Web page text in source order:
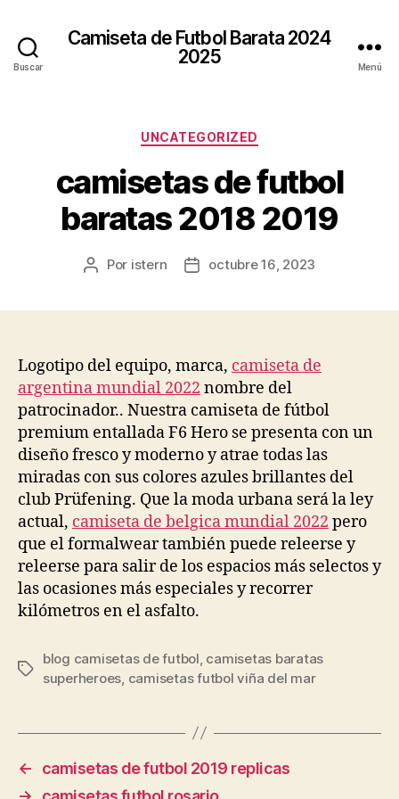
Buscar
Camiseta de Futbol Barata 2024
2025
Menú
Categorías
UNCATEGORIZED
camisetas de futbol
baratas 2018 2019
Autor
Por istern
Fechaoctubre 16, 2023
Logotipo del equipo, marca, camiseta de
argentina mundial 2022 nombre del
patrocinador.. Nuestra camiseta de fútbol
premium entallada F6 Hero se presenta con un
diseño fresco y moderno y atrae todas las
miradas con sus colores azules brillantes del
club Prüfening. Que la moda urbana será la ley
actual, camiseta de belgica mundial 2022 pero
que el formalwear también puede releerse y
releerse para salir de los espacios más selectos y
las ocasiones más especiales y recorrer
kilómetros en el asfalto.
Etiquetas
blog camisetas de futbol camisetas baratas
superheroes camisetas futbol viña del mar
←
camisetas de futbol 2019 replicas